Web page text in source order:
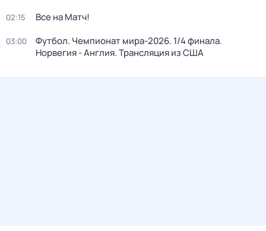
02:15 Все на Матч!
03:00
Футбол. Чемпионат мира-2026. 1/4 финала.
Норвегия - Англия. Трансляция из США